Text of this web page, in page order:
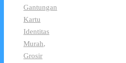
Gantungan
Kartu
Identitas
Murah,
Grosir